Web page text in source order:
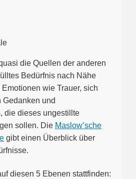
die Quellen der anderen
Bedürfnis nach Nähe
wie Trauer, sich
Gedanken und
die dieses ungestillte
sollen. Die Maslow’sche
gibt einen Überblick über
diesen 5 Ebenen stattfinden: